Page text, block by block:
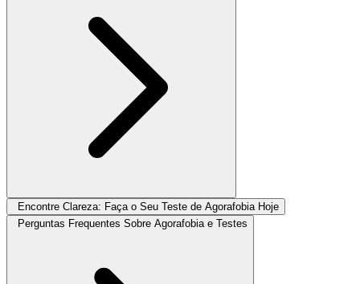
Encontre Clareza: Faça o Seu Teste de Agorafobia Hoje
Perguntas Frequentes Sobre Agorafobia e Testes